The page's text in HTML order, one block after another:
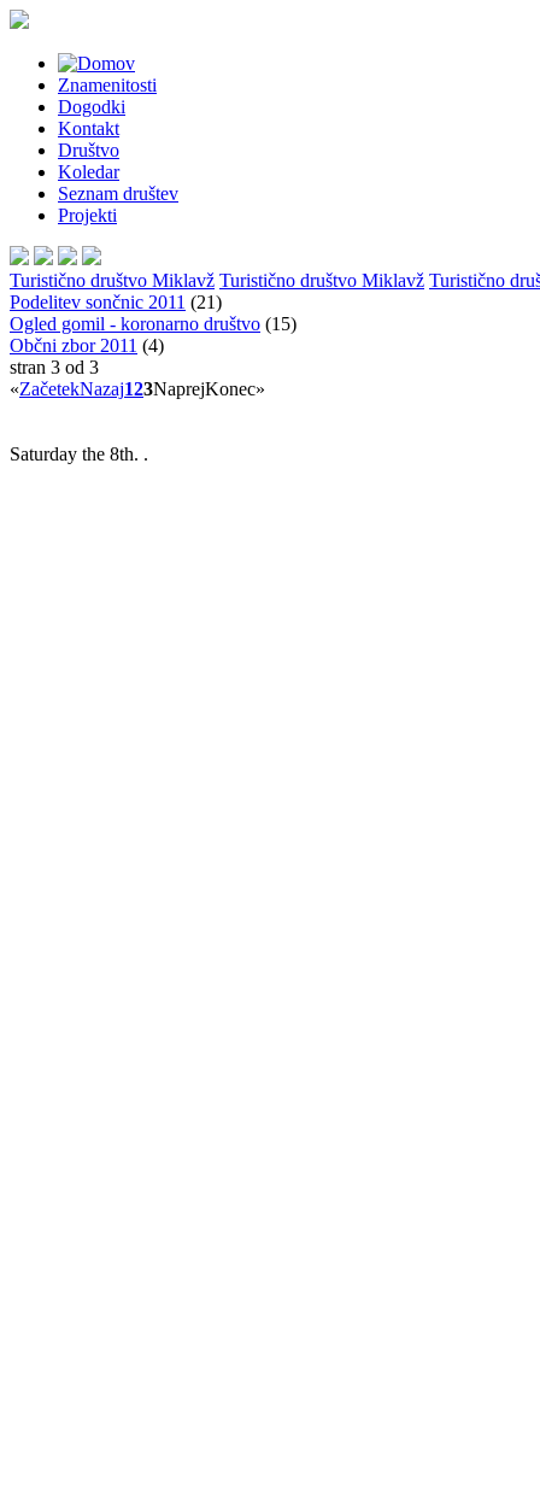
Znamenitosti
Dogodki
Kontakt
Društvo
Koledar
Seznam društev
Projekti
Turistično društvo Miklavž Turistično društvo Miklavž Turistično
Podelitev sončnic 2011 (21)
Ogled gomil - koronarno društvo (15)
Občni zbor 2011 (4)
stran 3 od 3
«ZačetekNazaj123NaprejKonec»
Saturday the 8th. .